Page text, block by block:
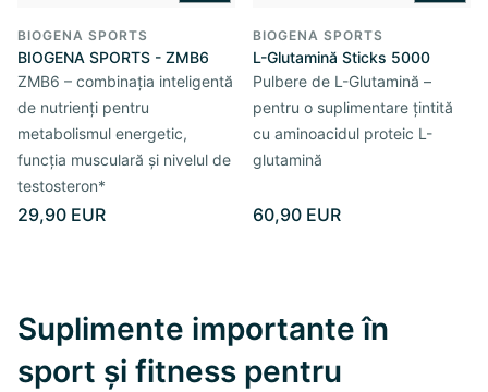
BIOGENA SPORTS
BIOGENA SPORTS - ZMB6
ZMB6 – combinația inteligentă
de nutrienți pentru
metabolismul energetic,
funcția musculară și nivelul de
testosteron*
29,90 EUR
BIOGENA SPORTS
L-Glutamină Sticks 5000
Pulbere de L-Glutamină –
pentru o suplimentare țintită
cu aminoacidul proteic L-
glutamină
60,90 EUR
Suplimente importante în
sport și fitness pentru